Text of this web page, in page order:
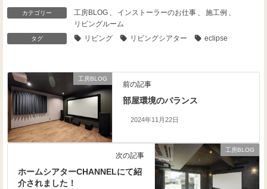
カテゴリー 工房BLOG 、 インストーラーのお仕事 、 施工例 、
リビングルーム
タグ リビング リビングシアター eclipse
工房BLOG
前の記事
部屋環境のバランス
2024年11月22日
工房BLOG
次の記事
ホームシアターCHANNELにて紹
介されました！